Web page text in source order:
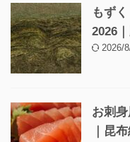
もず
2026
2026/
お刺
｜昆